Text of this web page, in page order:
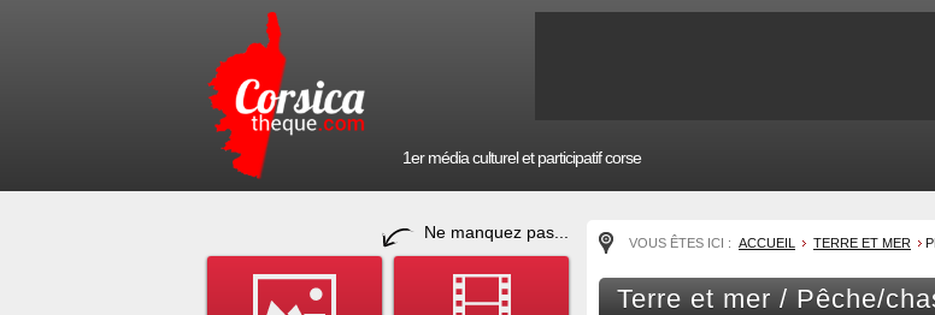
1er média culturel et participatif corse
Ne manquez pas...
VOUS ÊTES ICI : ACCUEIL TERRE ET MER
Terre et mer / Pêche/